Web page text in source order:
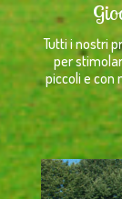
Tutti i nostri
per
piccoli e con